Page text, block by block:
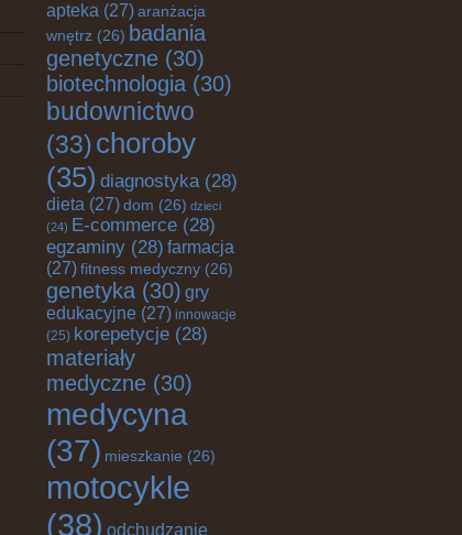
apteka (27) aranżacja
wnętrz (26) badania
genetyczne (30)
biotechnologia (30)
budownictwo
(33)choroby
(35) diagnostyka(28)
dieta (27) dom (26) dzieci
(24) E-commerce (28)
egzaminy (28) farmacja
(27) fitness medyczny (26)
genetyka (30) gry
edukacyjne (27) innowacje
(25) korepetycje (28)
materiały
medyczne (30)
medycyna
(37) mieszkanie (26)
motocykle
(38) odchudzanie